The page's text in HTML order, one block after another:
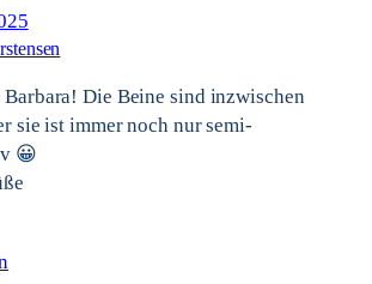
Die Beine sind inzwischen
sie ist immer noch nur semi-
😀